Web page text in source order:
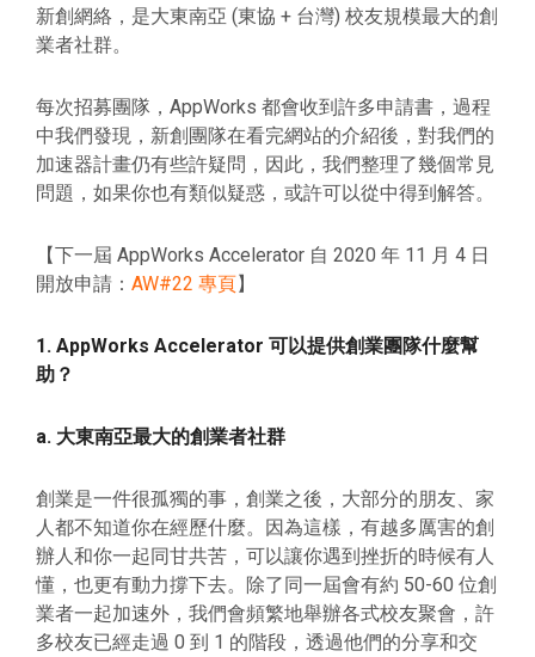
新創網絡，是大東南亞 (東協 + 台灣) 校友規模最大的創
業者社群。
每次招募團隊，AppWorks 都會收到許多申請書，過程
中我們發現，新創團隊在看完網站的介紹後，對我們的
加速器計畫仍有些許疑問，因此，我們整理了幾個常見
問題，如果你也有類似疑惑，或許可以從中得到解答。
【下一屆 AppWorks Accelerator 自 2020 年 11 月 4 日
開放申請： AW#22 專頁】
1. AppWorks Accelerator 可以提供創業團隊什麼幫
助？
a. 大東南亞最大的創業者社群
創業是一件很孤獨的事，創業之後，大部分的朋友、家
人都不知道你在經歷什麼。因為這樣，有越多厲害的創
辦人和你一起同甘共苦，可以讓你遇到挫折的時候有人
懂，也更有動力撐下去。除了同一屆會有約 50-60 位創
業者一起加速外，我們會頻繁地舉辦各式校友聚會，許
多校友已經走過 0 到 1 的階段，透過他們的分享和交